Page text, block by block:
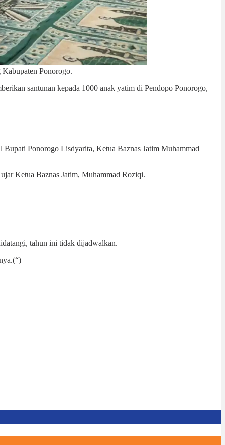
Ponorogo.
santunan kepada 1000 anak yatim di Pendopo Ponorogo,
Ponorogo Lisdyarita, Ketua Baznas Jatim Muhammad
Ketua Baznas Jatim, Muhammad Roziqi.
tahun ini tidak dijadwalkan.